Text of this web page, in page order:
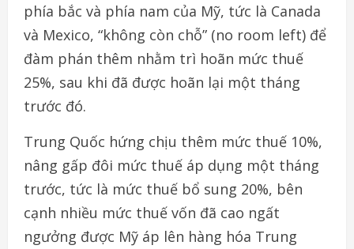
phía bắc và phía nam của Mỹ, tức là Canada
và Mexico, “không còn chỗ” (no room left) để
đàm phán thêm nhằm trì hoãn mức thuế
25%, sau khi đã được hoãn lại một tháng
trước đó.
Trung Quốc hứng chịu thêm mức thuế 10%,
nâng gấp đôi mức thuế áp dụng một tháng
trước, tức là mức thuế bổ sung 20%, bên
cạnh nhiều mức thuế vốn đã cao ngất
ngưởng được Mỹ áp lên hàng hóa Trung